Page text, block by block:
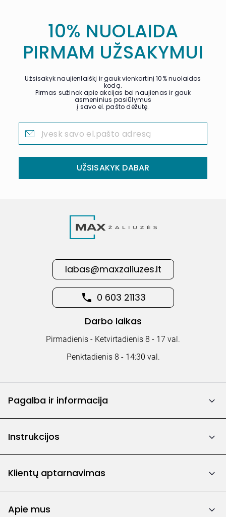
10% NUOLAIDA
PIRMAM UŽSAKYMUI
Užsisakyk naujienlaiškį ir gauk vienkartinį 10% nuolaidos
kodą.
Pirmas sužinok apie akcijas bei naujienas ir gauk
asmeninius pasiūlymus
į savo el. pašto dėžutę.
UŽSISAKYK DABAR
labas@maxzaliuzes.lt
0 603 21133
Darbo laikas
Pirmadienis - Ketvirtadienis 8 - 17 val.
Penktadienis 8 - 14:30 val.
Pagalba ir informacija
Instrukcijos
Klientų aptarnavimas
Apie mus